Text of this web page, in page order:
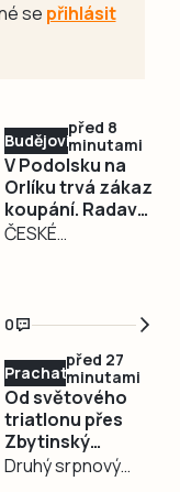
se přihlásit
Budějovicko
před 8
minutami
V Podolsku na
Orlíku trvá zákaz
koupání. Radava
nebo Lipno mají
ČESKÉ
vzorků vody z
počátku týdne
opět ukázaly zcela
nevyhovující
kvalitu vody v
koupací oblasti
Podolsko na
0
Prachaticko
před 27
minutami
Od světového
triatlonu přes
Zbytinský
festiválek po
Druhý srpnový